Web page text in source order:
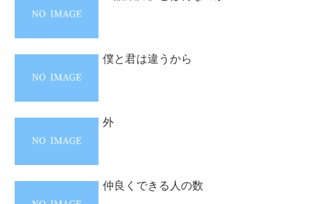
僕と君は違うから
外
仲良くできる人の数